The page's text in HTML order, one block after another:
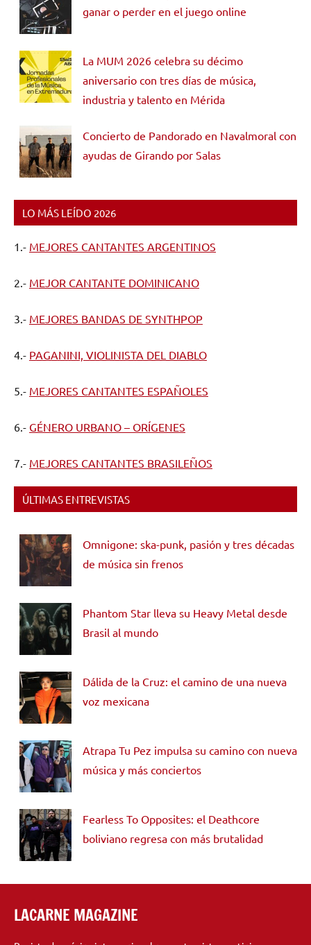
ganar o perder en el juego online
La MUM 2026 celebra su décimo
aniversario con tres días de música,
industria y talento en Mérida
Concierto de Pandorado en Navalmoral con
ayudas de Girando por Salas
LO MÁS LEÍDO 2026
1.- MEJORES CANTANTES ARGENTINOS
2.- MEJOR CANTANTE DOMINICANO
3.- MEJORES BANDAS DE SYNTHPOP
4.- PAGANINI, VIOLINISTA DEL DIABLO
5.- MEJORES CANTANTES ESPAÑOLES
6.- GÉNERO URBANO – ORÍGENES
7.- MEJORES CANTANTES BRASILEÑOS
ÚLTIMAS ENTREVISTAS
Omnigone: ska-punk, pasión y tres décadas
de música sin frenos
Phantom Star lleva su Heavy Metal desde
Brasil al mundo
Dálida de la Cruz: el camino de una nueva
voz mexicana
Atrapa Tu Pez impulsa su camino con nueva
música y más conciertos
Fearless To Opposites: el Deathcore
boliviano regresa con más brutalidad
LACARNE MAGAZINE